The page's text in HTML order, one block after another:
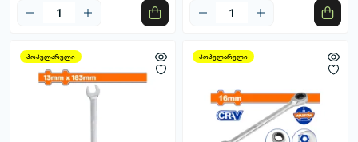
პოპულარული პოპულარული